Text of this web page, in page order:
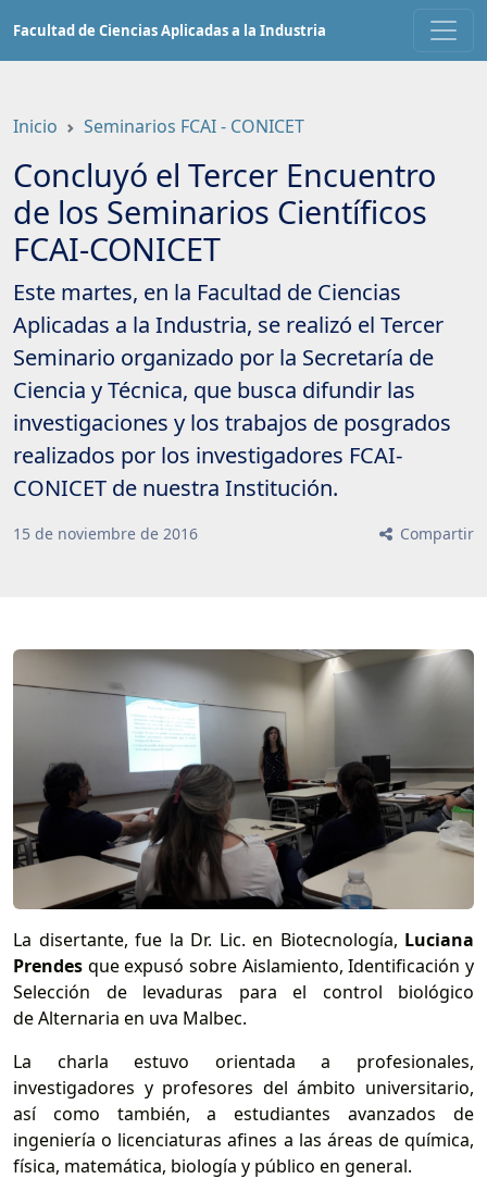
contenido
Facultad de Ciencias Aplicadas a la Industria
Inicio Seminarios FCAI - CONICET
Concluyó el Tercer Encuentro
de los Seminarios Científicos
FCAI-CONICET
Este martes, en la Facultad de Ciencias
Aplicadas a la Industria, se realizó el Tercer
Seminario organizado por la Secretaría de
Ciencia y Técnica, que busca difundir las
investigaciones y los trabajos de posgrados
realizados por los investigadores FCAI-
CONICET de nuestra Institución.
15 de noviembre de 2016 Compartir
La disertante, fue la Dr. Lic. en Biotecnología, Luciana
Prendes que expusó sobre Aislamiento, Identificación y
Selección de levaduras para el control biológico
de Alternaria en uva Malbec.
La charla estuvo orientada a profesionales,
investigadores y profesores del ámbito universitario,
así como también, a estudiantes avanzados de
ingeniería o licenciaturas afines a las áreas de química,
física, matemática, biología y público en general.